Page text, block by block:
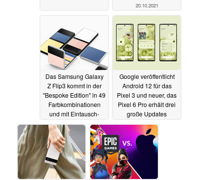
20.10.2021
Das Samsung Galaxy
Z Flip3 kommt in der
"Bespoke Edition" in 49
Farbkombinationen
und mit Eintausch-
Prämie20.10.2021
Google veröffentlicht
Android 12 für das
Pixel 3 und neuer, das
Pixel 6 Pro erhält drei
große Updates
19.10.2021